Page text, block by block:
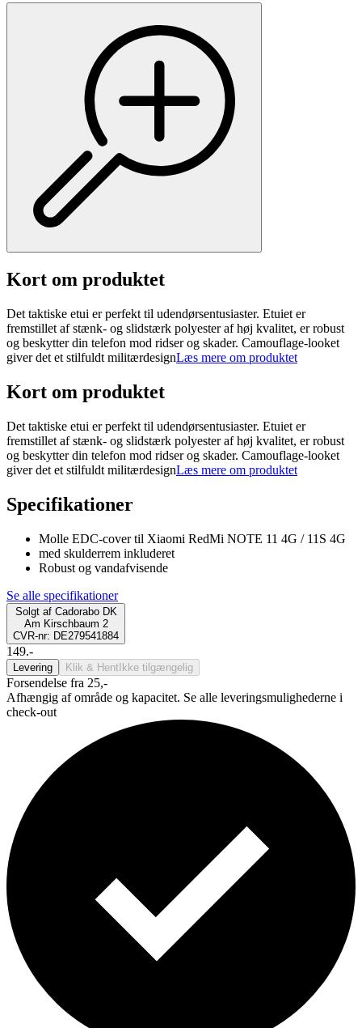
Kort om produktet
Det taktiske etui er perfekt til udendørsentusiaster. Etuiet er
fremstillet af stænk- og slidstærk polyester af høj kvalitet, er robust
og beskytter din telefon mod ridser og skader. Camouflage-looket
giver det et stilfuldt militærdesignLæs mere om produktet
Kort om produktet
Det taktiske etui er perfekt til udendørsentusiaster. Etuiet er
fremstillet af stænk- og slidstærk polyester af høj kvalitet, er robust
og beskytter din telefon mod ridser og skader. Camouflage-looket
giver det et stilfuldt militærdesignLæs mere om produktet
Specifikationer
Molle EDC-cover til Xiaomi RedMi NOTE 11 4G / 11S 4G
med skulderrem inkluderet
Robust og vandafvisende
Se alle specifikationer
Solgt af Cadorabo DK
Am Kirschbaum 2
CVR-nr: DE279541884
149.-
Levering Klik & Hent Ikke tilgængelig
Forsendelse fra 25,-
Afhængig af område og kapacitet. Se alle leveringsmulighederne i
check-out